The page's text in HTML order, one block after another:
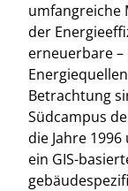
umfangreiche
der
erneuerbare
Betrachtung
Südcampus
die Jahre
ein GIS-